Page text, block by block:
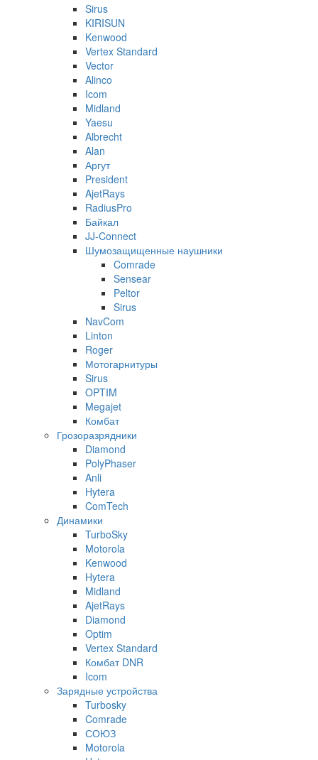
Sirus
KIRISUN
Kenwood
Vertex Standard
Vector
Alinco
Icom
Midland
Yaesu
Albrecht
Alan
Аргут
President
AjetRays
RadiusPro
Байкал
JJ-Connect
Шумозащищенные наушники
Comrade
Sensear
Peltor
Sirus
NavCom
Linton
Roger
Мотогарнитуры
Sirus
OPTIM
Megajet
Комбат
Грозоразрядники
Diamond
PolyPhaser
Anli
Hytera
ComTech
Динамики
TurboSky
Motorola
Kenwood
Hytera
Midland
AjetRays
Diamond
Optim
Vertex Standard
Комбат DNR
Icom
Зарядные устройства
Turbosky
Comrade
СОЮЗ
Motorola